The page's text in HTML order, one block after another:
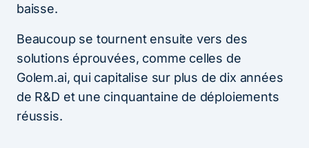
baisse.
Beaucoup se tournent ensuite vers des
solutions éprouvées, comme celles de
Golem.ai, qui capitalise sur plus de dix années
de R&D et une cinquantaine de déploiements
réussis.